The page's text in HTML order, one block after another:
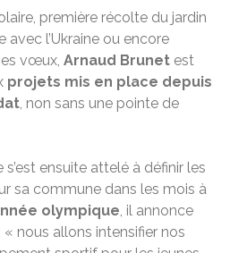
première récolte du jardin
l’Ukraine ou encore
vœux, Arnaud Brunet est
projets mis en place depuis
, non sans une pointe de
ensuite attelé à définir les
sa commune dans les mois à
olympique, il annonce
nous allons intensifier nos